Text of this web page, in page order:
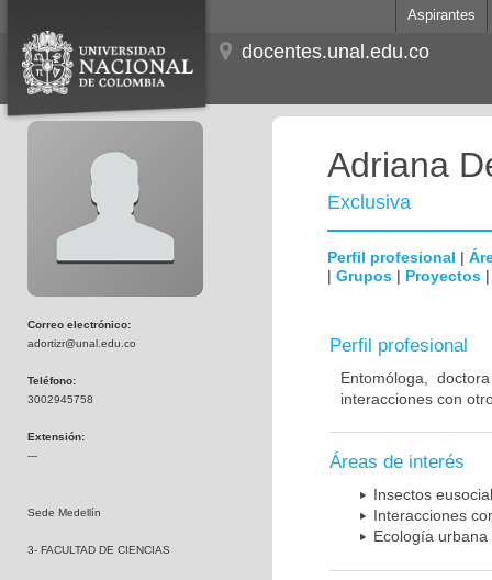
Aspirantes
docentes.unal.edu.co
Correo electrónico:
adortizr@unal.edu.co
Teléfono:
3002945758
Extensión:
---
Sede Medellín
3- FACULTAD DE CIENCIAS
Adriana
Exclusiva
Perfil profesional |
| Grupos | Proyectos
Perfil profesional
Entomóloga,
interacciones con
Áreas de interés
Insectos
Interacciones
Ecología urbana